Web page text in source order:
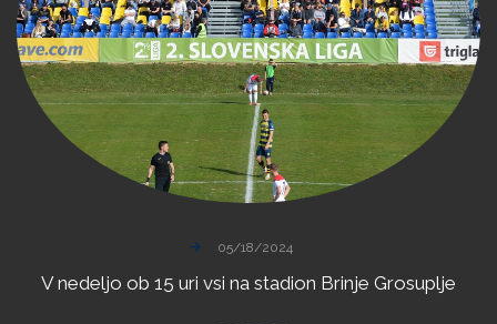
05/18/2024
V nedeljo ob 15 uri vsi na stadion Brinje Grosuplje